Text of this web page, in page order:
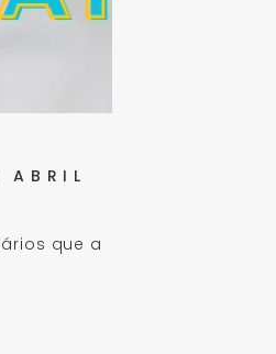
ABRIL
que a